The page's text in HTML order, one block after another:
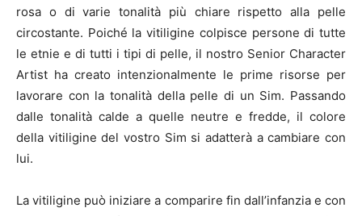
rosa o di varie tonalità più chiare rispetto alla pelle
circostante. Poiché la vitiligine colpisce persone di tutte
le etnie e di tutti i tipi di pelle, il nostro Senior Character
Artist ha creato intenzionalmente le prime risorse per
lavorare con la tonalità della pelle di un Sim. Passando
dalle tonalità calde a quelle neutre e fredde, il colore
della vitiligine del vostro Sim si adatterà a cambiare con
lui.
La vitiligine può iniziare a comparire fin dall’infanzia e con